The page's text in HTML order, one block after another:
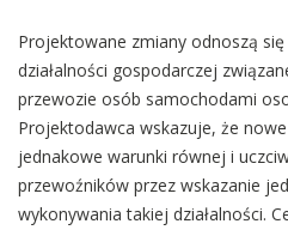
Projektowane zmiany odnoszą
działalności gospodarczej
przewozie osób samochodami
Projektodawca wskazuje, że
jednakowe warunki równej i
przewoźników przez wskazanie
wykonywania takiej działalności.